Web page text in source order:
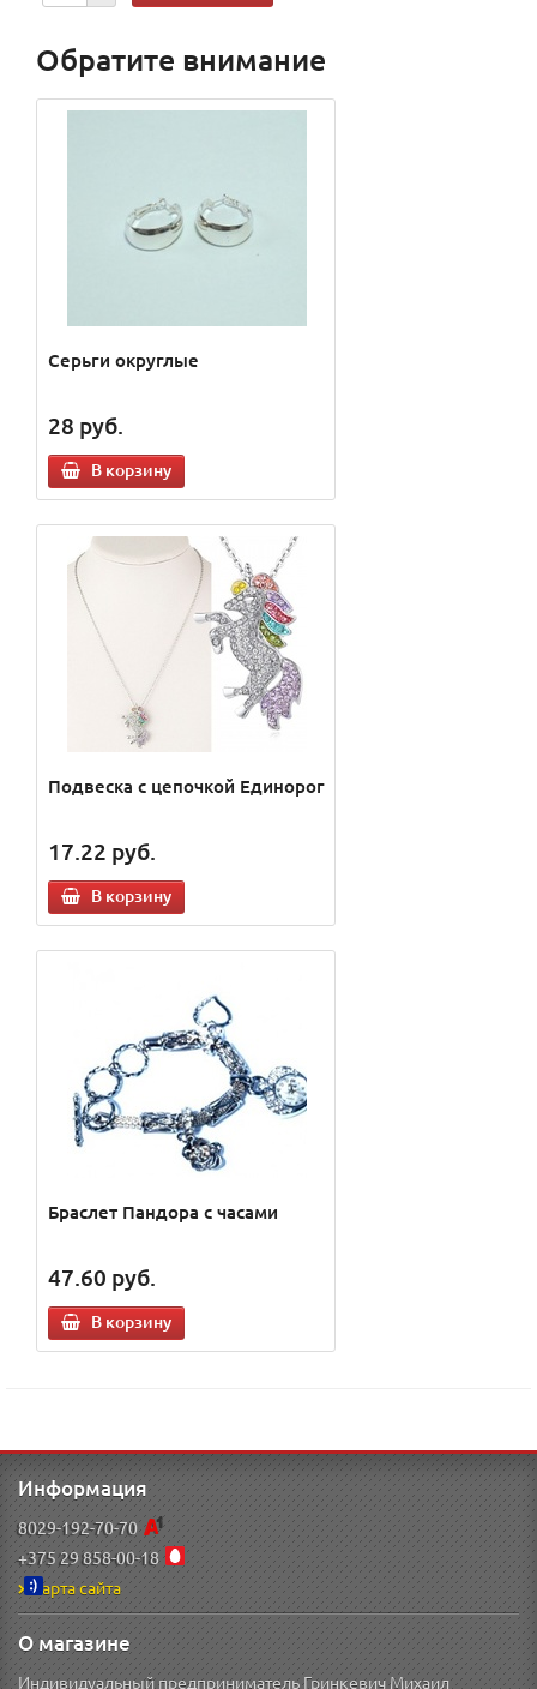
Обратите внимание
Cерьги округлые
28 руб.
В корзину
Подвеска с цепочкой Единорог
17.22 руб.
В корзину
Браслет Пандора с часами
47.60 руб.
В корзину
Информация
8029-192-70-70
+375 29 858-00-18
Карта сайта
О магазине
Индивидуальный предприниматель Гринкевич Михаил